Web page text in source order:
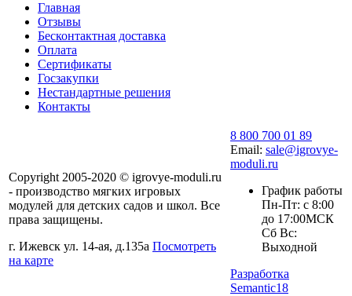
Главная
Отзывы
Бесконтактная доставка
Оплата
Сертификаты
Госзакупки
Нестандартные решения
Контакты
Copyright 2005-2020 © igrovye-moduli.ru
- производство мягких игровых
модулей для детских садов и школ. Все
права защищены.
г. Ижевск ул. 14-ая, д.135а Посмотреть
на карте
8 800 700 01 89
Email: sale@igrovye-
moduli.ru
График работы
Пн-Пт: с 8:00
до 17:00МСК
Сб Вс:
Выходной
Разработка
Semantic18